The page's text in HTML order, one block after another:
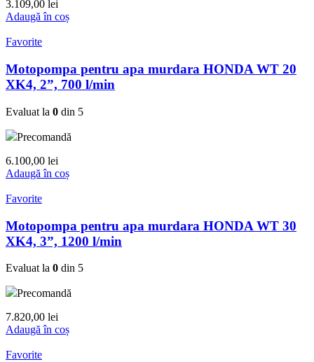
3.109,00 lei
Adaugă în coș
Favorite
Motopompa pentru apa murdara HONDA WT 20
XK4, 2”, 700 l/min
Evaluat la 0 din 5
Precomandă
6.100,00 lei
Adaugă în coș
Favorite
Motopompa pentru apa murdara HONDA WT 30
XK4, 3”, 1200 l/min
Evaluat la 0 din 5
Precomandă
7.820,00 lei
Adaugă în coș
Favorite